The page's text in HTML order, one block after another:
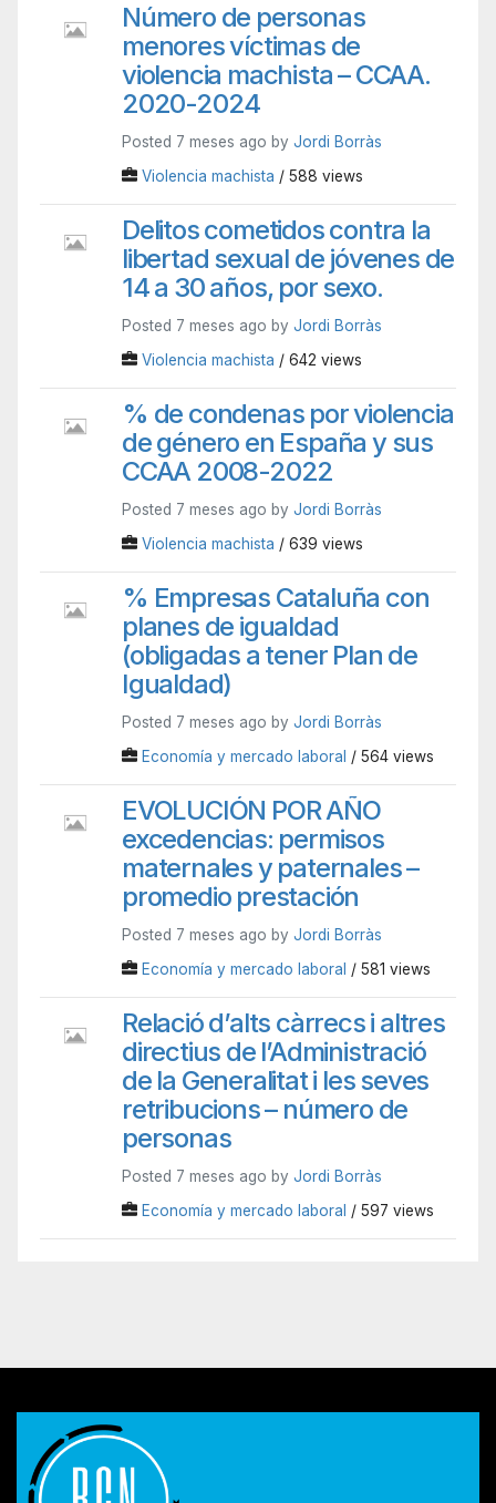
Número de personas
menores víctimas de
violencia machista – CCAA.
2020-2024
Posted 7 meses ago by Jordi Borràs
Violencia machista / 588 views
Delitos cometidos contra la
libertad sexual de jóvenes de
14 a 30 años, por sexo.
Posted 7 meses ago by Jordi Borràs
Violencia machista / 642 views
% de condenas por violencia
de género en España y sus
CCAA 2008-2022
Posted 7 meses ago by Jordi Borràs
Violencia machista / 639 views
% Empresas Cataluña con
planes de igualdad
(obligadas a tener Plan de
Igualdad)
Posted 7 meses ago by Jordi Borràs
Economía y mercado laboral / 564 views
EVOLUCIÓN POR AÑO
excedencias: permisos
maternales y paternales –
promedio prestación
Posted 7 meses ago by Jordi Borràs
Economía y mercado laboral / 581 views
Relació d’alts càrrecs i altres
directius de l’Administració
de la Generalitat i les seves
retribucions – número de
personas
Posted 7 meses ago by Jordi Borràs
Economía y mercado laboral / 597 views